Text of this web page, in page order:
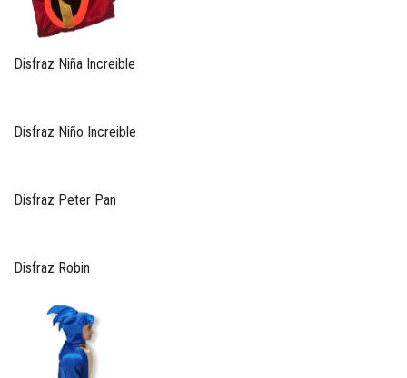
Disfraz Niña Increible
Disfraz Niño Increible
Disfraz Peter Pan
Disfraz Robin